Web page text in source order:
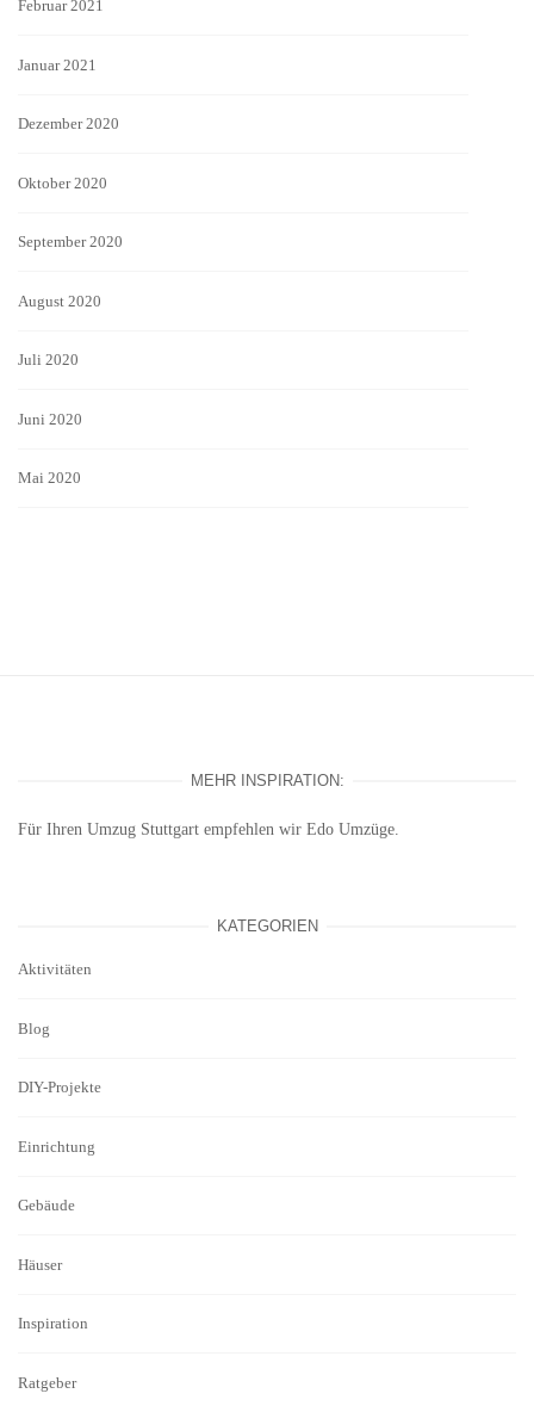
Februar 2021
Januar 2021
Dezember 2020
Oktober 2020
September 2020
August 2020
Juli 2020
Juni 2020
Mai 2020
MEHR INSPIRATION:
Für Ihren Umzug Stuttgart empfehlen wir Edo Umzüge.
KATEGORIEN
Aktivitäten
Blog
DIY-Projekte
Einrichtung
Gebäude
Häuser
Inspiration
Ratgeber